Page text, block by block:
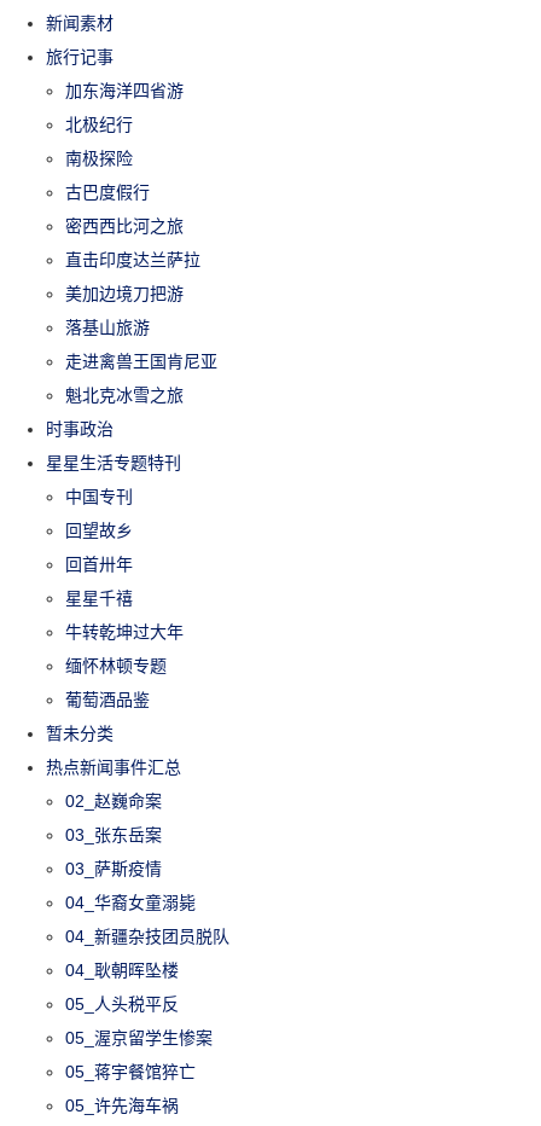
新闻素材
旅行记事
加东海洋四省游
北极纪行
南极探险
古巴度假行
密西西比河之旅
直击印度达兰萨拉
美加边境刀把游
落基山旅游
走进禽兽王国肯尼亚
魁北克冰雪之旅
时事政治
星星生活专题特刊
中国专刊
回望故乡
回首卅年
星星千禧
牛转乾坤过大年
缅怀林顿专题
葡萄酒品鉴
暂未分类
热点新闻事件汇总
02_赵巍命案
03_张东岳案
03_萨斯疫情
04_华裔女童溺毙
04_新疆杂技团员脱队
04_耿朝晖坠楼
05_人头税平反
05_渥京留学生惨案
05_蒋宇餐馆猝亡
05_许先海车祸